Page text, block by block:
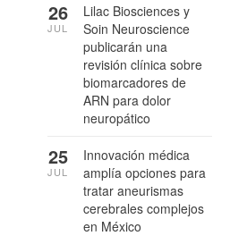
Lilac Biosciences y
Soin Neuroscience
publicarán una
revisión clínica sobre
biomarcadores de
ARN para dolor
neuropático
26
JUL
Innovación médica
amplía opciones para
tratar aneurismas
cerebrales complejos
en México
25
JUL